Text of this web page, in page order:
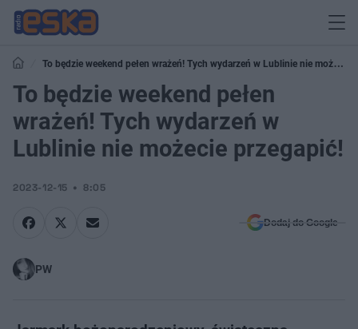
To będzie weekend pełen wrażeń! Tych wydarzeń w Lublinie nie możecie
przegapić!
To będzie weekend pełen
wrażeń! Tych wydarzeń w
Lublinie nie możecie przegapić!
2023-12-15 8:05
Dodaj do Google
PW